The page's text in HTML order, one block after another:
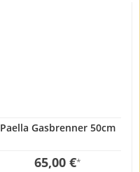
Paella Gasbrenner 50cm
65,00 €*